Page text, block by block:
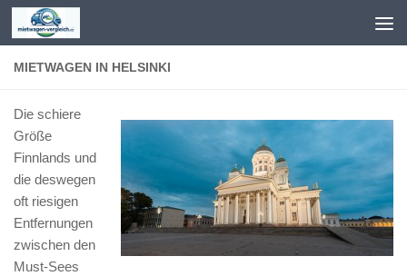
Zum Inhalt springen
MIETWAGEN IN HELSINKI
Die schiere
Größe
Finnlands und
die deswegen
oft riesigen
Entfernungen
zwischen den
Must-Sees